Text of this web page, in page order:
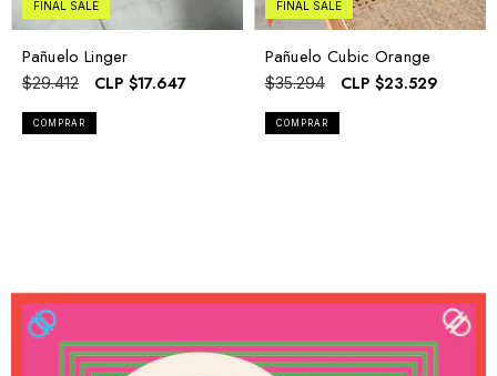
FINAL SALE
Pañuelo Linger
$29.412 CLP $17.647
COMPRAR
FINAL SALE
Pañuelo Cubic Orange
$35.294 CLP $23.529
COMPRAR